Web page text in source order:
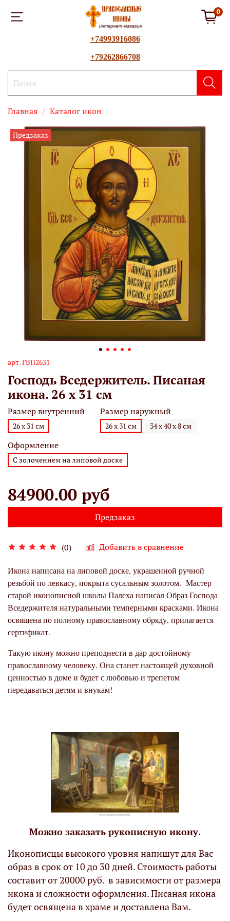
0
+74993916086
+79262866708
Главная Каталог икон
Предзаказ
арт.ГВП2631
Господь Вседержитель. Писаная
икона. 26 х 31 см
(0) Добавить в сравнение
Размер внутренний
26 х 31 см
Размер наружный
26 х 31 см 34 х 40 х 8 см
Оформление
С золочением на липовой доске
84900.00 руб
Предзаказ
Икона написана на липовой доске, украшенной ручной
резьбой по левкасу, покрыта сусальным золотом. Мастер
старой иконописной школы Палеха написал Образ Господа
Вседержителя натуральными темперными красками. Икона
освящена по полному православному обряду, прилагается
сертификат.
Такую икону можно преподнести в дар достойному
православному человеку. Она станет настоящей духовной
ценностью в доме и будет с любовью и трепетом
передаваться детям и внукам!
Можно заказать рукописную икону.
Иконописцы высокого уровня напишут для Вас
образ в срок от 10 до 30 дней. Стоимость работы
составит от 20000 руб. в зависимости от размера
икона и сложности оформления. Писаная икона
будет освящена в храме и доставлена Вам.